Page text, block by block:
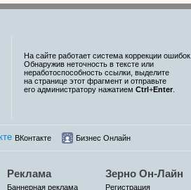
На сайте работает система коррекции ошибок.
Обнаружив неточность в тексте или
неработоспособность ссылки, выделите
на странице этот фрагмент и отправьте
его администратору нажатием Ctrl +Enter
ВКонтакте Бизнес Онлайн
Реклама
Баннерная реклама
Зерно Он-Лайн
Регистрация